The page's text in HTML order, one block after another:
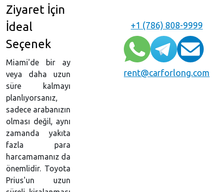
+1 (786) 808-9999
rent@carforlong.com
Ziyaret İçin
İdeal
Seçenek
Miami'de bir ay
veya daha uzun
süre kalmayı
planlıyorsanız,
sadece arabanızın
olması değil, aynı
zamanda yakıta
fazla para
harcamamanız da
önemlidir. Toyota
Prius'un uzun